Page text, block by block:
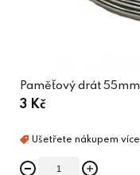
Paměťový drát 55mm
3 Kč